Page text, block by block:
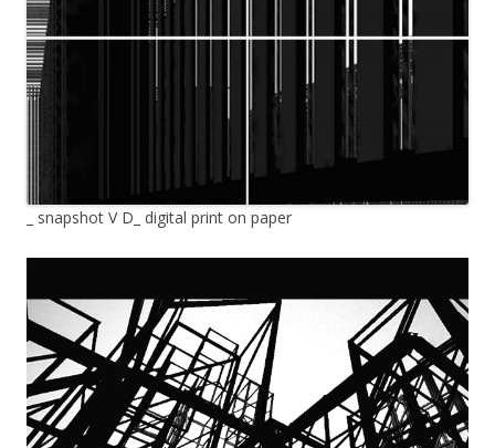
_ snapshot V D_ digital print on paper